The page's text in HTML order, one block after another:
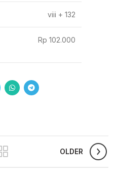
viii + 132
Rp 102.000
OLDER